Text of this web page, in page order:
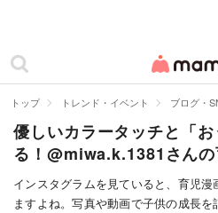
ママリ
カテゴリー一覧
妊娠
出産
赤ちゃん・育児
トップ トレンド・イベント ブログ・
優しいカラータッチと「
る！@miwa.k.1381さん
インスタグラムを見ていると、育児
ますよね。写真や動画で子供の成長